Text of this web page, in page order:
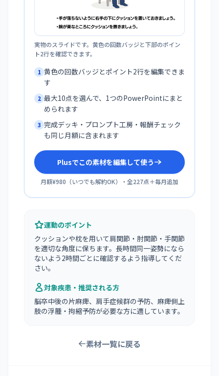
実物のスライドです。黄色の回数バッジと下部のポイン
ト2行を確認できます。
1 黄色の回数バッジとポイント2行を編集できま
す
2 最大10点を選んで、1つのPowerPointにまと
められます
3 完成デッキ・プロンプト工房・報酬チェック
も同じ月額に含まれます
Plusでこの素材を編集して使う
月額¥980 （いつでも解約OK）・全227点＋毎月追加
運動のポイント
クッションや枕を用いて肩関節・肘関節・手関節
を適切な角度に保ちます。長時間同一姿勢になら
ないよう2時間ごとに確認するよう指導してくだ
さい。
対象疾患・推奨される方
脳卒中後の片麻痺、肩手症候群の予防、麻痺側上
肢の浮腫・拘縮予防が必要な方に適しています。
素材一覧に戻る